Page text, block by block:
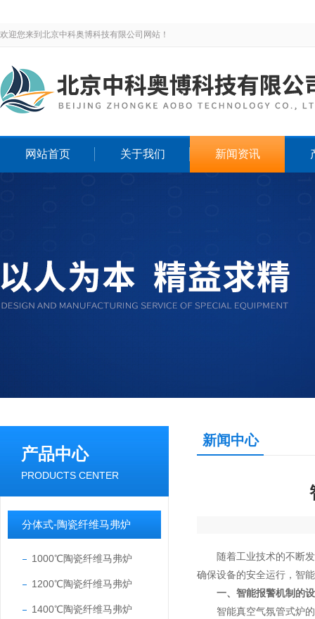
欢迎您来到北京中科奥博科技有限公司网站！
网站首页 关于我们 新闻资讯
产品中心
PRODUCTS CENTER
分体式-陶瓷纤维马弗炉
1000℃陶瓷纤维马弗炉
1200℃陶瓷纤维马弗炉
1400℃陶瓷纤维马弗炉
新闻中心
随着工业技术的不断发
确保设备的安全运行，智
一、智能报警机制的
智能真空气氛管式炉的